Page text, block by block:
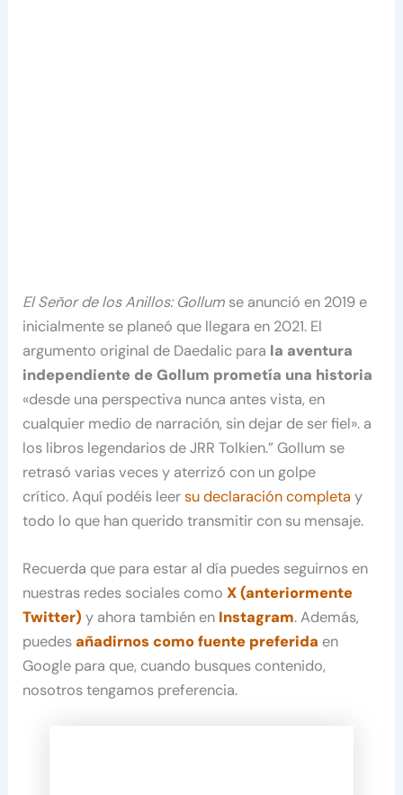
El Señor de losAnillos: Gollum se anunció en 2019 e
inicialmente se planeó que llegara en 2021. El
argumento original de Daedalic para la aventura
independiente de Gollum prometía una historia
«desde una perspectiva nunca antes vista, en
cualquier medio de narración, sin dejar de ser fiel». a
los libros legendarios de JRR Tolkien.” Gollum se
retrasó varias veces y aterrizó con un golpe
crítico. Aquí podéis leersu declaración completa y
todo lo que han querido transmitir con su mensaje.
Recuerda que para estar al día puedes seguirnos en
nuestras redes sociales comoX (anteriormente
Twitter) y ahora también en Instagram. Además,
puedesañadirnos como fuente preferida en
Google para que, cuando busques contenido,
nosotros tengamos preferencia.